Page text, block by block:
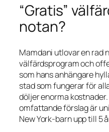
“Gratis”
notan?
Mamdani utlovar en rad
välfärdsprogram och
som hans anhängare
stad som fungerar för
döljer enorma
omfattande förslag är
New York-barn upp till 5